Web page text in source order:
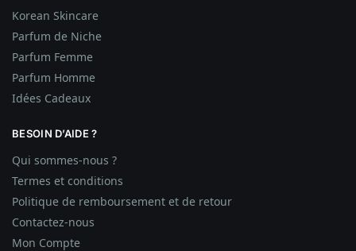
Korean Skincare
Parfum de Niche
Parfum Femme
Parfum Homme
Idées Cadeaux
BESOIN D’AIDE ?
Qui sommes-nous ?
Termes et conditions
Politique de remboursement et de retour
Contactez-nous
Mon Compte